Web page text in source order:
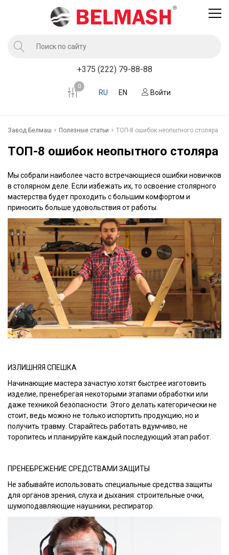
+375 (222) 79-88-88
0
RU EN Войти
Услуги завода BELMASH
Компания
Контакты
Где купить
Завод Белмаш Полезные статьи ​ТОП-8 ошибок неопытного столяра
​ТОП-8 ошибок неопытного столяра
Мы собрали наиболее часто встречающиеся ошибки новичков
в столярном деле. Если избежать их, то освоение столярного
мастерства будет проходить с большим комфортом и
приносить больше удовольствия от работы.
ИЗЛИШНЯЯ СПЕШКА
Начинающие мастера зачастую хотят быстрее изготовить
изделие, пренебрегая некоторыми этапами обработки или
даже техникой безопасности. Этого делать категорически не
стоит, ведь можно не только испортить продукцию, но и
получить травму. Старайтесь работать вдумчиво, не
торопитесь и планируйте каждый последующий этап работ.
ПРЕНЕБРЕЖЕНИЕ СРЕДСТВАМИ ЗАЩИТЫ
Не забывайте использовать специальные средства защиты
для органов зрения, слуха и дыхания: строительные очки,
шумоподавляющие наушники, респиратор.